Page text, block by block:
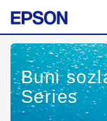
Buni
Series